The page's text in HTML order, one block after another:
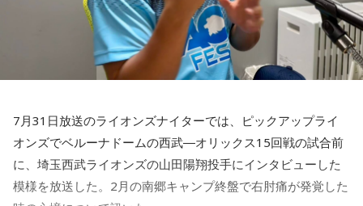
福田：そうですね。塩貝選手に悪意はなかったと思います
し、素直に自分の気持ちを言っただけなのですが、それをブ
ラジルサイドがうまく切り取って、結果的に彼らのモチベー
ションを上げるような形になってしまったので、それはあま
何を言っているかというと、日本とブラジルの力関係は間違
いなくブラジルが上なんですよ。そこで日本サイドが考えな
きゃいけないことは、ブラジルに油断してもらう、隙を見せ
てもらうということも1つだと思っていて。
7月31日放送のライオンズナイターでは、ピックアップライ
オンズでベルーナドームの西武―オリックス15回戦の試合前
に、埼玉西武ライオンズの山田陽翔投手にインタビューした
模様を放送した。2月の南郷キャンプ終盤で右肘痛が発覚した